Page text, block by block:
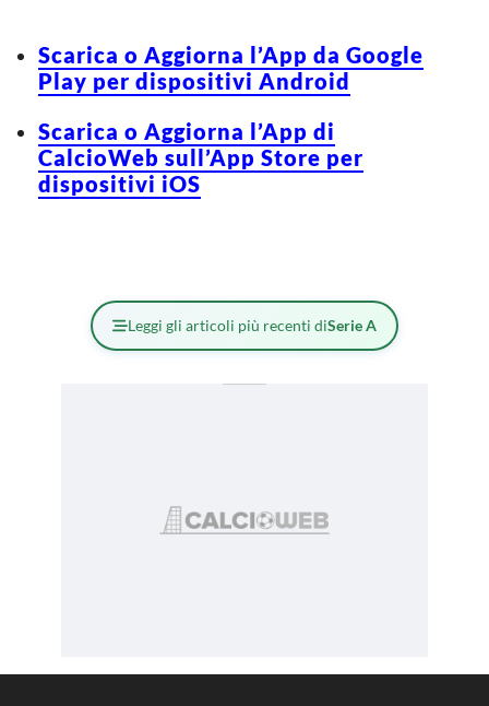
Scarica o Aggiorna l’App da Google
Play per dispositivi Android
Scarica o Aggiorna l’App di
CalcioWeb sull’App Store per
dispositivi iOS
Leggi gli articoli più recenti diSerie A